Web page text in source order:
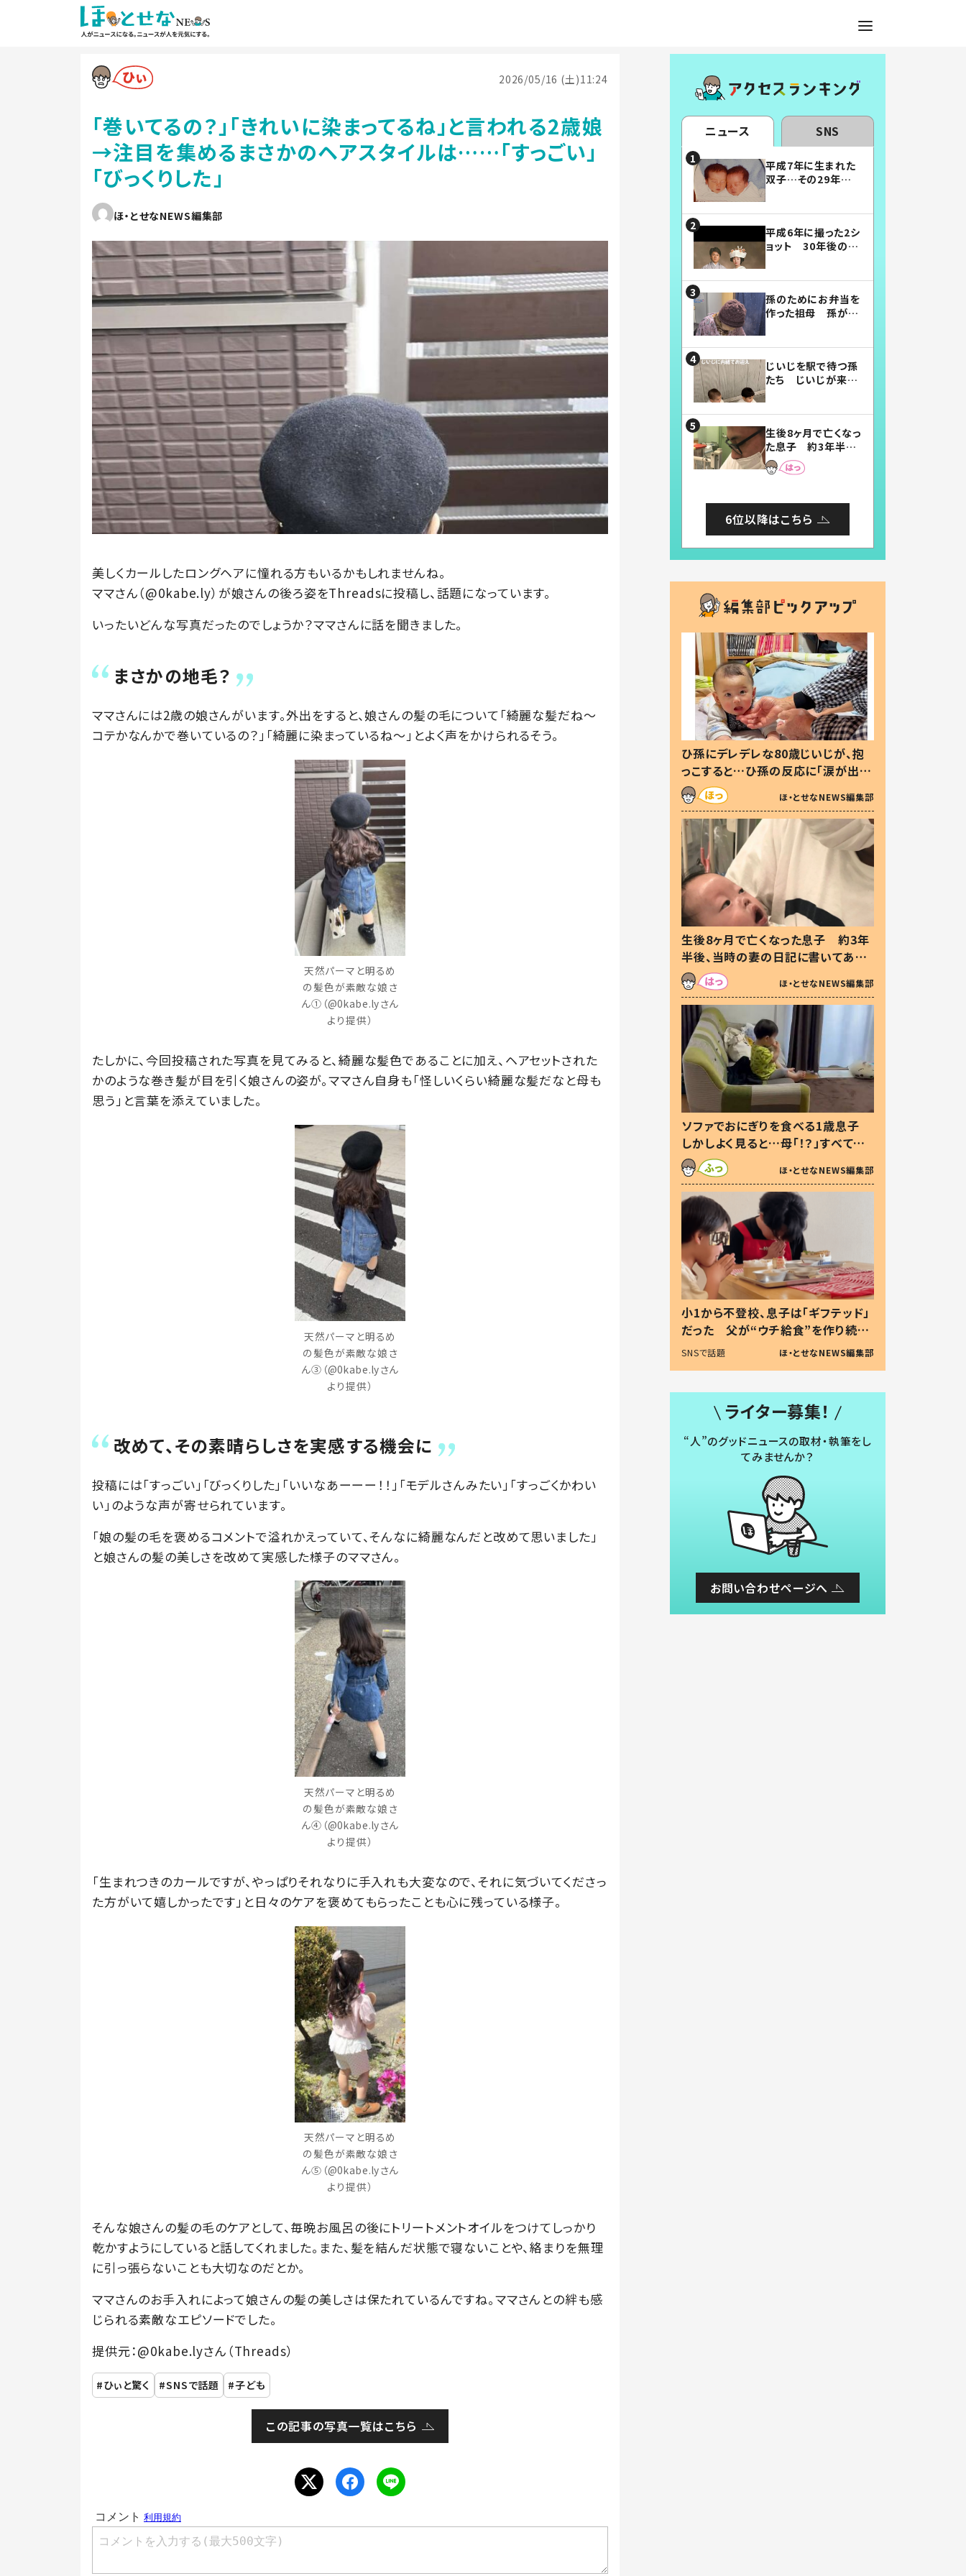
2026/05/16 (土)11:24
「巻いてるの？」「きれいに染まってるね」と言われる2歳娘
→注目を集めるまさかのヘアスタイルは……「すっごい」
「びっくりした」
ほ・とせなNEWS編集部
美しくカールしたロングヘアに憧れる方もいるかもしれませんね。
ママさん（@0kabe.ly）が娘さんの後ろ姿をThreadsに投稿し、話題になっています。
いったいどんな写真だったのでしょうか？ママさんに話を聞きました。
まさかの地毛？
ママさんには2歳の娘さんがいます。外出をすると、娘さんの髪の毛について「綺麗な髪だね〜
コテかなんかで巻いているの？」「綺麗に染まっているね〜」とよく声をかけられるそう。
天然パーマと明るめ
の髪色が素敵な娘さ
ん①（@0kabe.lyさん
より提供）
たしかに、今回投稿された写真を見てみると、綺麗な髪色であることに加え、ヘアセットされた
かのような巻き髪が目を引く娘さんの姿が。ママさん自身も「怪しいくらい綺麗な髪だなと母も
思う」と言葉を添えていました。
天然パーマと明るめ
の髪色が素敵な娘さ
ん③（@0kabe.lyさん
より提供）
改めて、その素晴らしさを実感する機会に
投稿には「すっごい」「びっくりした」「いいなあーーー！！」「モデルさんみたい」「すっごくかわい
い」のような声が寄せられています。
「娘の髪の毛を褒めるコメントで溢れかえっていて、そんなに綺麗なんだと改めて思いました」
と娘さんの髪の美しさを改めて実感した様子のママさん。
天然パーマと明るめ
の髪色が素敵な娘さ
ん④（@0kabe.lyさん
より提供）
「生まれつきのカールですが、やっぱりそれなりに手入れも大変なので、それに気づいてくださっ
た方がいて嬉しかったです」と日々のケアを褒めてもらったことも心に残っている様子。
天然パーマと明るめ
の髪色が素敵な娘さ
ん⑤（@0kabe.lyさん
より提供）
そんな娘さんの髪の毛のケアとして、毎晩お風呂の後にトリートメントオイルをつけてしっかり
乾かすようにしていると話してくれました。また、髪を結んだ状態で寝ないことや、絡まりを無理
に引っ張らないことも大切なのだとか。
ママさんのお手入れによって娘さんの髪の美しさは保たれているんですね。ママさんとの絆も感
じられる素敵なエピソードでした。
提供元：@0kabe.lyさん（Threads）
ひぃと驚く SNSで話題 子ども
この記事の写真一覧はこちら
ニュース SNS
平成7年に生まれた
双子…その29年後
平成6年に撮った2シ
ョット 30年後の姿
孫のためにお弁当を
作った祖母 孫が絶
じいじを駅で待つ孫
たち じいじが来た
まらない」「幸せにな
れる」
生後8ヶ月で亡くなっ
た息子 約3年半
後、当時の妻の日記
に書いてあった本音
6位以降はこちら
ひ孫にデレデレな80歳じいじが、抱
っこすると…ひ孫の反応に「涙が出ま
した」「可愛くて仕方ない」
ほ・とせなNEWS編集部
生後8ヶ月で亡くなった息子 約3年
半後、当時の妻の日記に書いてあっ
た本音とは
ほ・とせなNEWS編集部
ソファでおにぎりを食べる1歳息子
しかしよく見ると…母「！？」すべてを
察した母の投稿に「可愛いから許
す！」「現行犯〜」
ほ・とせなNEWS編集部
小1から不登校、息子は「ギフテッド」
だった 父が“ウチ給食”を作り続け
る理由とは #令和の親 #令和の子
SNSで話題 ほ・とせなNEWS編集部
ライター募集！
“人”のグッドニュースの取材・執筆をし
てみませんか？
お問い合わせページへ